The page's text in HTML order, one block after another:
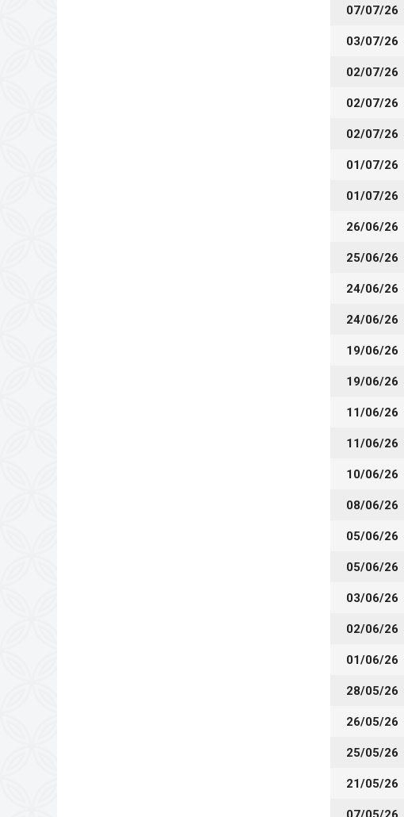
07/07/26
03/07/26
02/07/26
02/07/26
02/07/26
01/07/26
01/07/26
26/06/26
25/06/26
24/06/26
24/06/26
19/06/26
19/06/26
11/06/26
11/06/26
10/06/26
08/06/26
05/06/26
05/06/26
03/06/26
02/06/26
01/06/26
28/05/26
26/05/26
25/05/26
21/05/26